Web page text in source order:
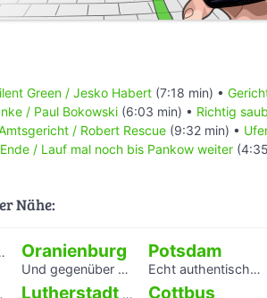
Green / Jesko Habert (7:18 min) •
/ Paul Bokowski (6:03 min) • Richtig
/ Robert Rescue (9:32 min) •
Ende / Lauf mal noch bis Pankow weiter
Nähe:
Oranienburg
Und gegenüber spielt die Blaskapelle
Potsdam
Echt authentisch? Ein Hörspaziergang durch Potsdams Mitte
Lutherstadt Wittenberg
Cottbus